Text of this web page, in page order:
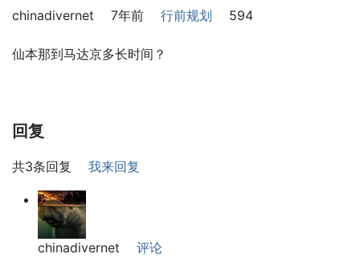
chinadivernet 7年前 行前规划 594
仙本那到马达京多长时间？
回复
共3条回复 我来回复
chinadivernet
评论